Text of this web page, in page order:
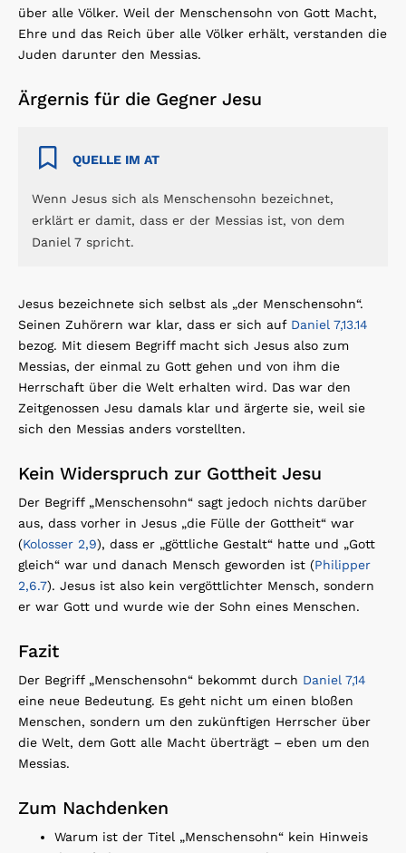
über alle Völker. Weil der Menschensohn von Gott Macht,
Ehre und das Reich über alle Völker erhält, verstanden die
Juden darunter den Messias.
Ärgernis für die Gegner Jesu
QUELLE IM AT
Wenn Jesus sich als Menschensohn bezeichnet,
erklärt er damit, dass er der Messias ist, von dem
Daniel 7 spricht.
Jesus bezeichnete sich selbst als „der Menschensohn“.
Seinen Zuhörern war klar, dass er sich auf Daniel 7,13.14
bezog. Mit diesem Begriff macht sich Jesus also zum
Messias, der einmal zu Gott gehen und von ihm die
Herrschaft über die Welt erhalten wird. Das war den
Zeitgenossen Jesu damals klar und ärgerte sie, weil sie
sich den Messias anders vorstellten.
Kein Widerspruch zur Gottheit Jesu
Der Begriff „Menschensohn“ sagt jedoch nichts darüber
aus, dass vorher in Jesus „die Fülle der Gottheit“ war
(Kolosser 2,9), dass er „göttliche Gestalt“ hatte und „Gott
gleich“ war und danach Mensch geworden ist (Philipper
2,6.7). Jesus ist also kein vergöttlichter Mensch, sondern
er war Gott und wurde wie der Sohn eines Menschen.
Fazit
Der Begriff „Menschensohn“ bekommt durch Daniel 7,14
eine neue Bedeutung. Es geht nicht um einen bloßen
Menschen, sondern um den zukünftigen Herrscher über
die Welt, dem Gott alle Macht überträgt – eben um den
Messias.
Zum Nachdenken
Warum ist der Titel „Menschensohn“ kein Hinweis